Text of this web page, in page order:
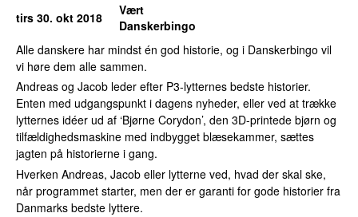
tirs 30. okt 2018
Vært
Danskerbingo
Alle danskere har mindst én god historie, og i Danskerbingo vil
vi høre dem alle sammen.
Andreas og Jacob leder efter P3-lytternes bedste historier.
Enten med udgangspunkt i dagens nyheder, eller ved at trække
lytternes idéer ud af ‘Bjørne Corydon’, den 3D-printede bjørn og
tilfældighedsmaskine med indbygget blæsekammer, sættes
jagten på historierne i gang.
Hverken Andreas, Jacob eller lytterne ved, hvad der skal ske,
når programmet starter, men der er garanti for gode historier fra
Danmarks bedste lyttere.